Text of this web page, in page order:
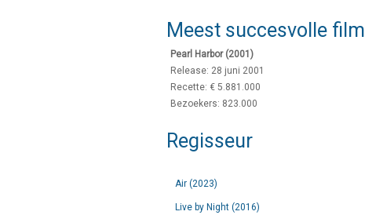
Meest succesvolle film
Pearl Harbor (2001)
Release: 28 juni 2001
Recette: € 5.881.000
Bezoekers: 823.000
Regisseur
Air (2023)
Live by Night (2016)